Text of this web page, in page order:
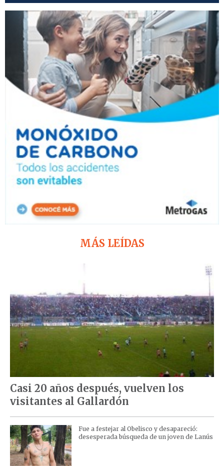
MÁS LEÍDAS
Casi 20 años después, vuelven los
visitantes al Gallardón
Fue a festejar al Obelisco y desapareció:
desesperada búsqueda de un joven de Lanús